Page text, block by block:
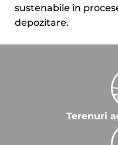
sustenabile în
depozitare.
Terenuri